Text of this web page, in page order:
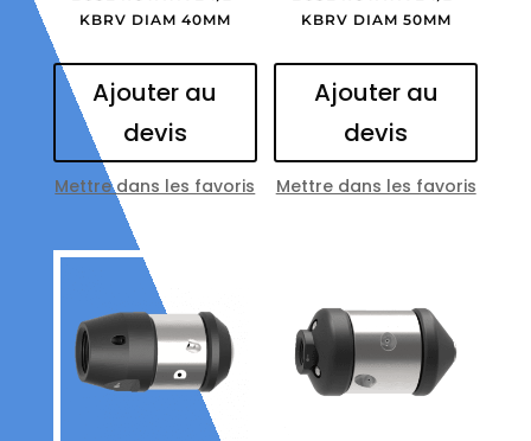
KBRV DIAM 40MM
Ajouter au
devis
Mettre dans les favoris
KBRV DIAM 50MM
Ajouter au
devis
Mettre dans les favoris